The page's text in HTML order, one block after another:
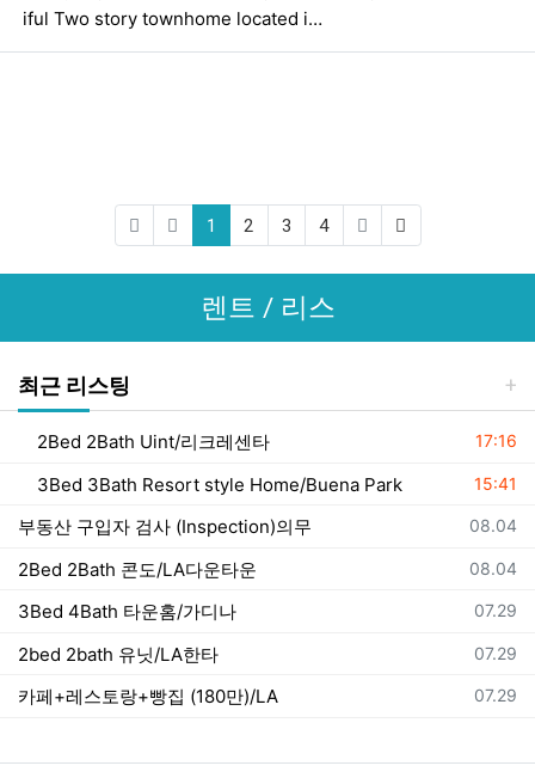
iful Two story townhome located i…
1 (current)
2 3 4
렌트 / 리스
최근 리스팅
등록일
17:16
2Bed 2Bath Uint/리크레센타
등록일
15:41
3Bed 3Bath Resort style Home/Buena Park
등록일
08.04
부동산 구입자 검사 (Inspection)의무
등록일
08.04
2Bed 2Bath 콘도/LA다운타운
등록일
07.29
3Bed 4Bath 타운홈/가디나
등록일
07.29
2bed 2bath 유닛/LA한타
등록일
07.29
카페+레스토랑+빵집 (180만)/LA